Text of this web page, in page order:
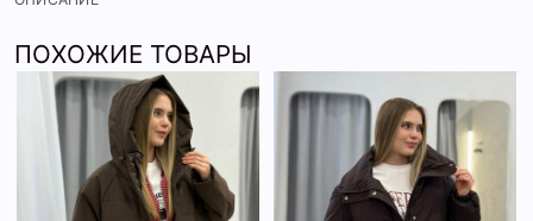
ПОХОЖИЕ ТОВАРЫ